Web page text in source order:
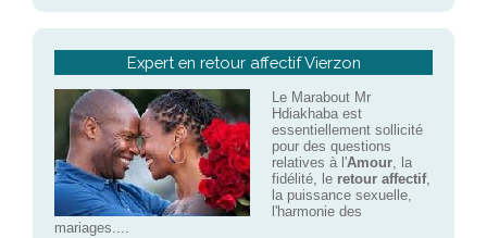
Expert en retour affectif Vierzon
Le Marabout Mr
Hdiakhaba est
essentiellement sollicité
pour des questions
relatives à l'Amour, la
fidélité, le retour affectif,
la puissance sexuelle,
l'harmonie des
mariages....